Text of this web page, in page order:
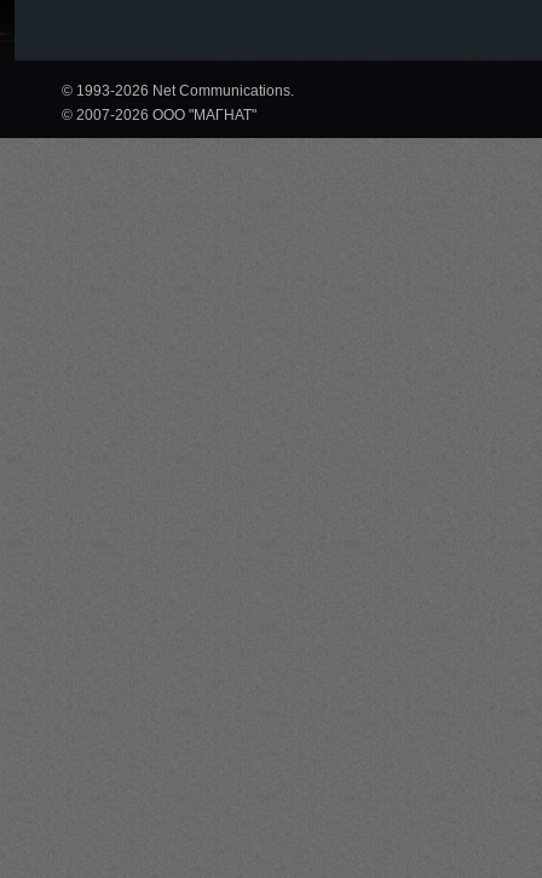
© 1993-2026 Net Communications.
© 2007-2026 ООО "МАГНАТ"